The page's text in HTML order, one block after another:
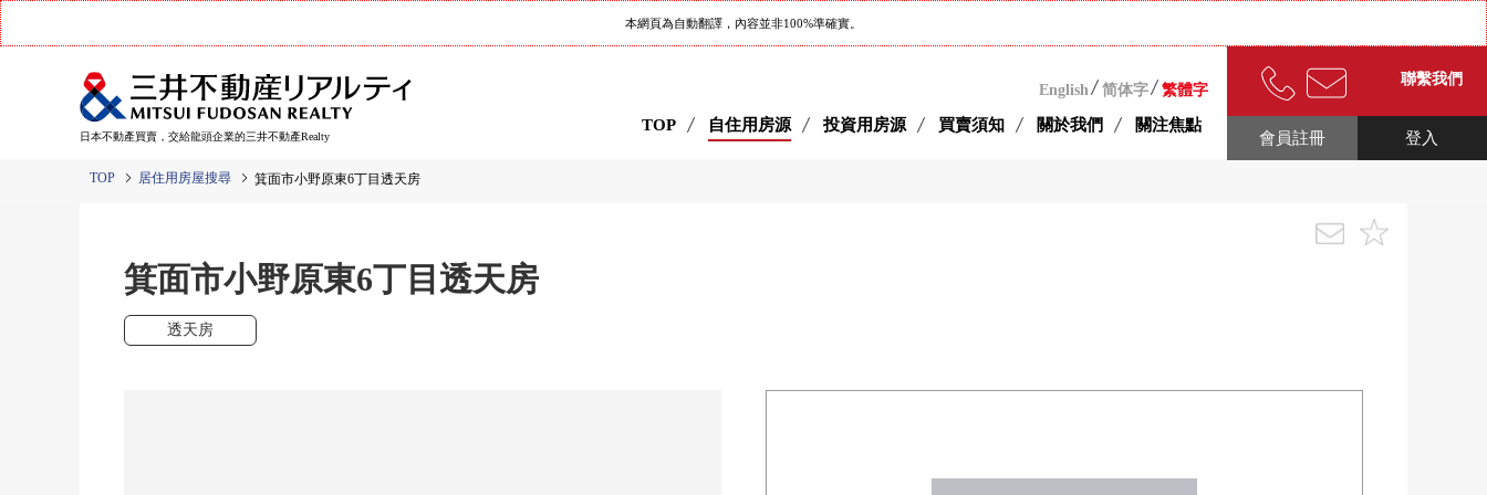
本網頁為自動翻譯，內容並非100%準確實。
日本不動產買賣，交給龍頭企業的三井不動產Realty
English 简体字 繁體字
TOP 自住用房源 投資用房源 買賣須知 關於我們 關注焦點
聯繫我們
登入
會員註冊
TOP 居住用房屋搜尋 箕面市小野原東6丁目透天房
箕面市小野原東6丁目透天房
透天房